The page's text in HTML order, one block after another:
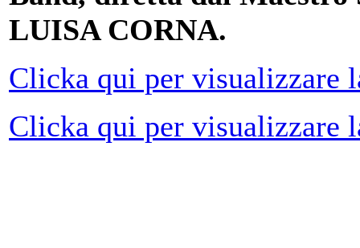
LUISA CORNA.
Clicka qui per visualizzare
Clicka qui per visualizzare